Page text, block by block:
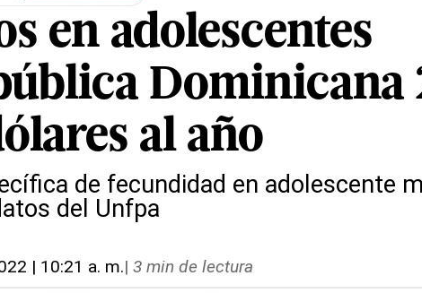
en adolescentes
Dominicana
al año
de fecundidad en adolescente
del Unfpa
| 10:21 a. m.| 3 min de lectura